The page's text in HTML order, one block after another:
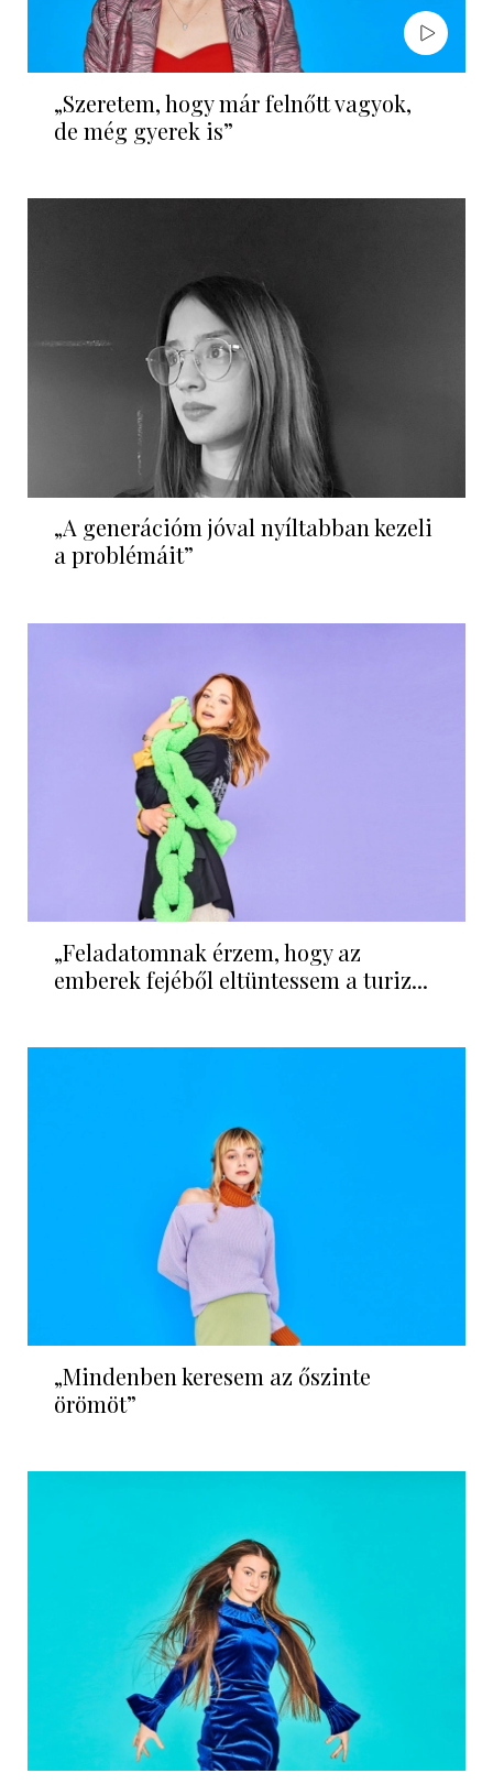
„Szeretem, hogy már felnőtt vagyok,
de még gyerek is”
„A generációm jóval nyíltabban kezeli
a problémáit”
„Feladatomnak érzem, hogy az
emberek fejéből eltüntessem a turiz...
„Mindenben keresem az őszinte
örömöt”